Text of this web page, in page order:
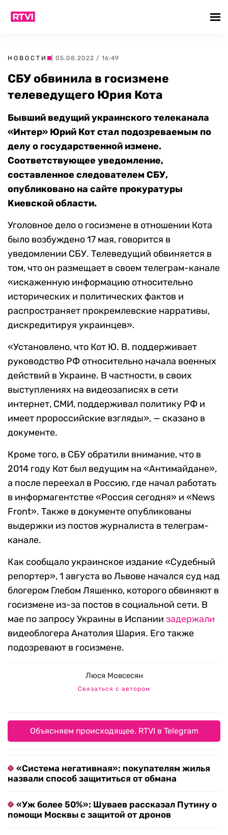
НОВОСТИ | 05.08.2022 / 16:49
СБУ обвинила в госизмене
телеведущего Юрия Кота
Бывший ведущий украинского телеканала
«Интер» Юрий Кот стал подозреваемым по
делу о государственной измене.
Соответствующее уведомление,
составленное следователем СБУ,
опубликовано на сайте прокуратуры
Киевской области.
Уголовное дело о госизмене в отношении Кота
было возбуждено 17 мая, говорится в
уведомлении СБУ. Телеведущий обвиняется в
том, что он размещает в своем телеграм-канале
«искаженную информацию относительно
исторических и политических фактов и
распространяет прокремлевские нарративы,
дискредитируя украинцев».
«Установлено, что Кот Ю. В. поддерживает
руководство РФ относительно начала военных
действий в Украине. В частности, в своих
выступлениях на видеозаписях в сети
интернет, СМИ, поддерживал политику РФ и
имеет пророссийские взгляды», — сказано в
документе.
Кроме того, в СБУ обратили внимание, что в
2014 году Кот был ведущим на «Антимайдане»,
а после переехал в Россию, где начал работать
в информагентстве «Россия сегодня» и «News
Front». Также в документе опубликованы
выдержки из постов журналиста в телеграм-
канале.
Как сообщало украинское издание «Судебный
репортер», 1 августа во Львове начался суд над
блогером Глебом Ляшенко, которого обвиняют в
госизмене из-за постов в социальной сети. В
мае по запросу Украины в Испании задержали
видеоблогера Анатолия Шария. Его также
подозревают в госизмене.
Люся Мовсесян
Связаться с автором
Объясняем происходящее. RTVI в Telegram
«Система негативная»: покупателям жилья
назвали способ защититься от обмана
«Уж более 50%»: Шуваев рассказал Путину о
помощи Москвы с защитой от дронов